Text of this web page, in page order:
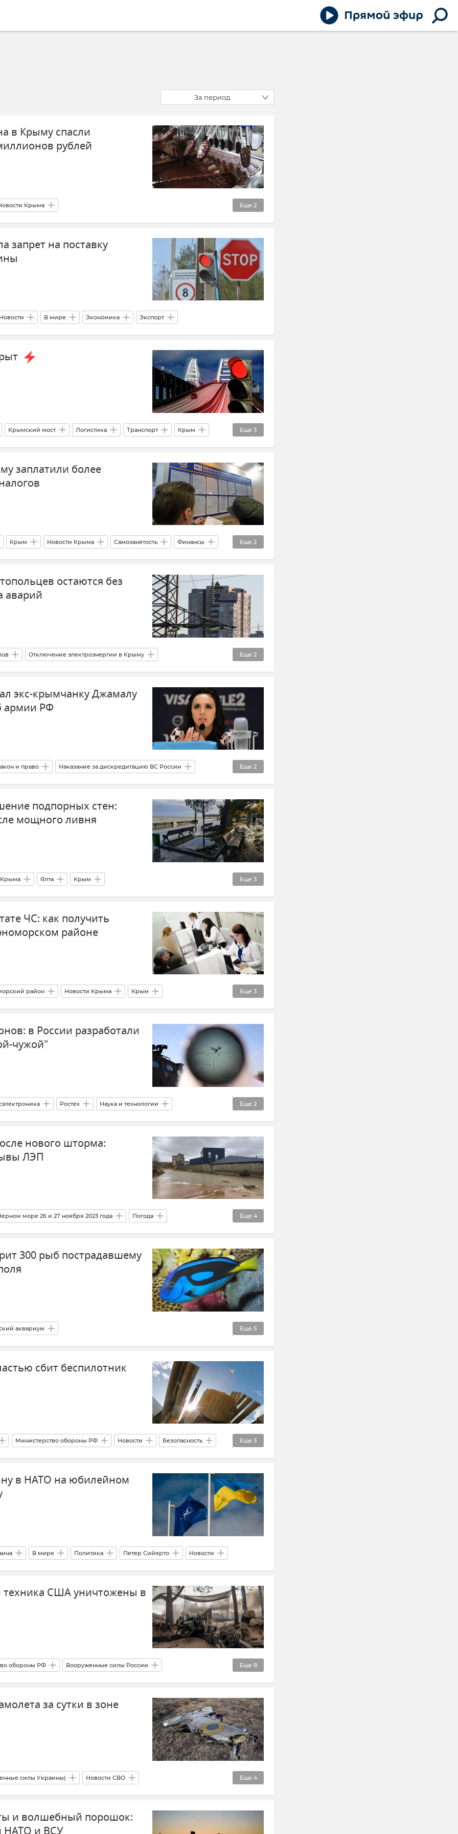
За период
в Крыму спасли
рублей
Еще 2
Крыма
и 27 ноября 2023 года Отключение электроэнергии
запрет на поставку
Новости В мире Экономика Экспорт
Еще 3
Крымский мост Логистика Транспорт Крым
край
заплатили более
Еще 2
Крым Новости Крыма Самозанятость Финансы
Крыма
остаются без
аварий
Еще 2
Отключение электроэнергии в Крыму
Новости Крыма
экс-крымчанку Джамалу
армии РФ
Еще 2
и право Наказание за дискредитацию ВС России
подпорных стен:
мощного ливня
Еще 3
Крыма Ялта Крым
и 27 ноября 2023 года Штормовое предупреждение
ЧС: как получить
районе
Еще 3
район Новости Крыма Крым
и 27 ноября 2023 года Соцзащита Компенсация ущерба
в России разработали
чужой"
Еще 2
Ростех Наука и технологии
Новости СВО
нового шторма:
ЛЭП
Еще 4
море 26 и 27 ноября 2023 года Погода
Крыму Новости Новости Крыма
300 рыб пострадавшему
Еще 5
аквариум
и 27 ноября 2023 года Общество Москва Рыба
сбит беспилотник
Еще 3
Министерство обороны РФ Новости Безопасность
Беспилотник (БПЛА, дрон)
в НАТО на юбилейном
В мире Политика Петер Сийярто Новости
техника США уничтожены в
Еще 8
обороны РФ Вооруженные силы России
Потери ВСУ Запорожская область
Народная Республика (ДНР)
(ЛНР)
за сутки в зоне
Еще 4
силы Украины) Новости СВО
Новости Украина Армия и флот
и волшебный порошок:
НАТО и ВСУ